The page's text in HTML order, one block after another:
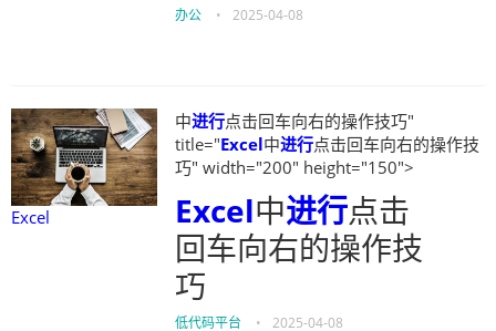
办公 • 2025-04-08
Excel
中进行点击回车向右的操作技巧"
title="Excel中进行点击回车向右的操作技
巧" width="200" height="150">
Excel中进行点击
回车向右的操作技
巧
低代码平台 • 2025-04-08